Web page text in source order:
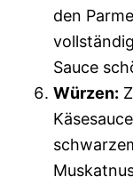
den
Sauce
Würzen: